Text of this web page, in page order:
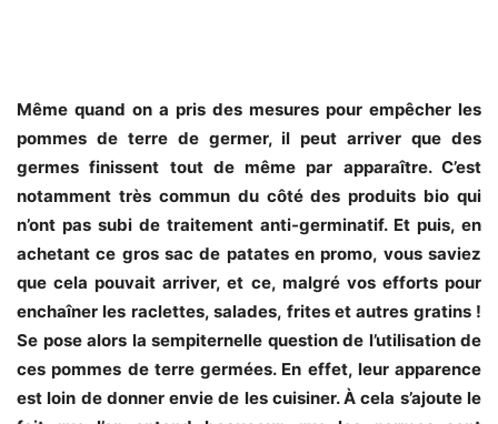
Même quand on a pris des mesures pour empêcher les
pommes de terre de germer, il peut arriver que des
germes finissent tout de même par apparaître. C’est
notamment très commun du côté des produits bio qui
n’ont pas subi de traitement anti-germinatif. Et puis, en
achetant ce gros sac de patates en promo, vous saviez
que cela pouvait arriver, et ce, malgré vos efforts pour
enchaîner les raclettes, salades, frites et autres gratins !
Se pose alors la sempiternelle question de l’utilisation de
ces pommes de terre germées. En effet, leur apparence
est loin de donner envie de les cuisiner. À cela s’ajoute le